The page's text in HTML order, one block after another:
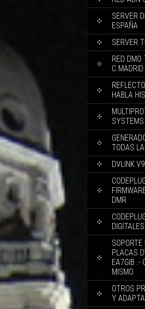
SERVER
ESPAÑA
SERVER
RED DMO
C.MADRID
HABLA
TODAS
DVLINK
DMR
SOPORTE
PLACAS
EA7GIB .-
MISMO.
OTROS
Y